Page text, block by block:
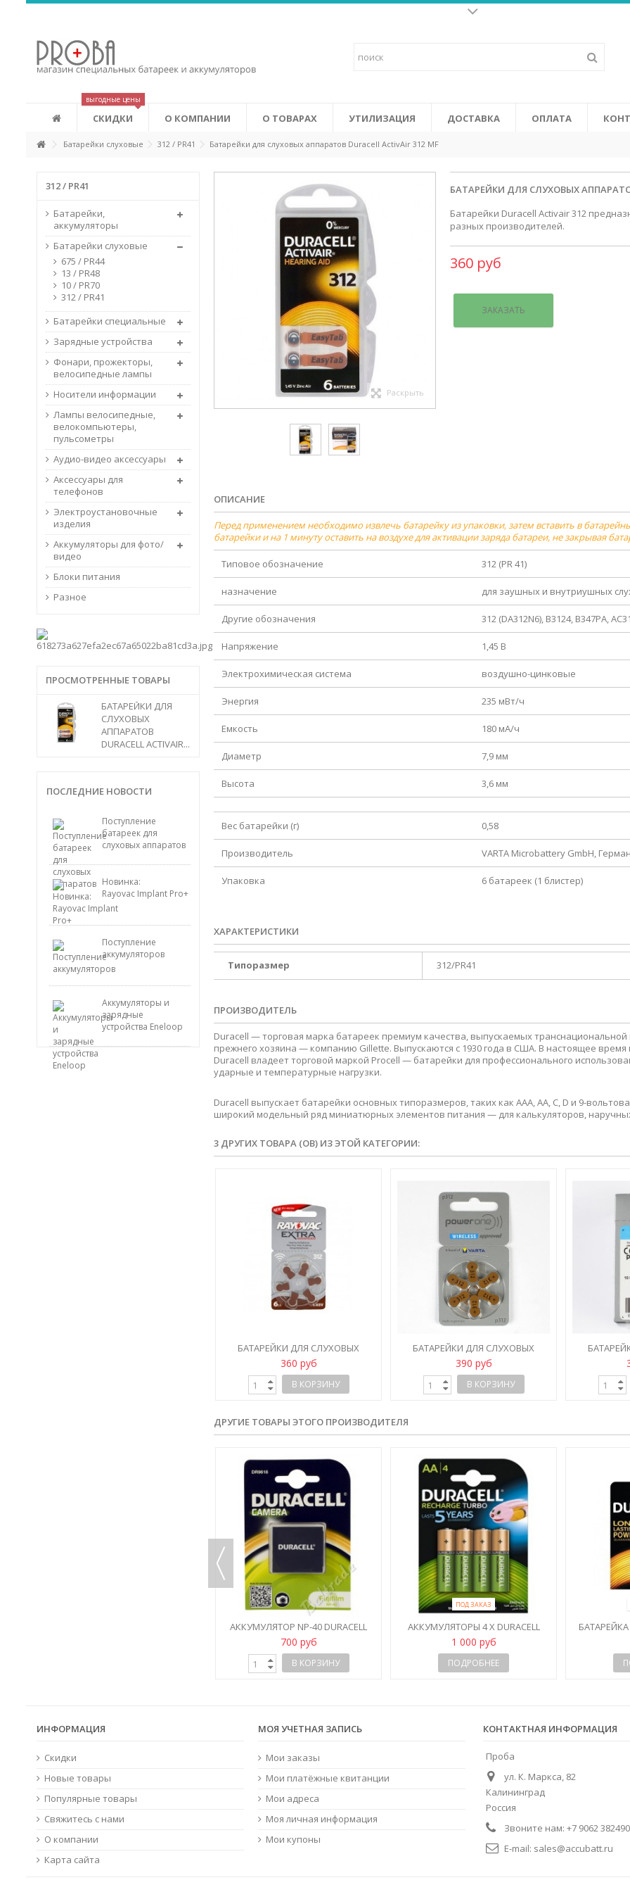
Это новые аккумуляторы, которые сочетают в себе удобство щелочных батареек и
экономичность аккумуляторов. Eneloop может изменить вашу жизнь к
лучшему. Первоначальная зарядка аккумуляторов производится от солнечных батарей в
соответствии с системой «зеленых» сертификатов (Green Power Certifi cation System).
последних высокоэффективных
СКИДКИ
выгодные цены
О КОМПАНИИ О ТОВАРАХ УТИЛИЗАЦИЯ ДОСТАВКА ОПЛАТА
Батарейки слуховые 312 / PR41 Батарейки для слуховых аппаратов Duracell ActivAir 312 MF
Раскрыть
БАТАРЕЙКИ ДЛЯ СЛУХОВЫХ АППАРАТОВ
Батарейки Duracell Activair 312
разных производителей.
360 руб
ЗАКАЗАТЬ
ОПИСАНИЕ
Перед применением необходимо извлечь батарейку из упаковки, затем вставить в
батарейки и на 1 минуту оставить на воздухе для активации заряда батареи, не закрывая
Типовое обозначение 312 (PR 41)
назначение для заушных и внутриушных
Другие обозначения 312 (DA312N6), B3124, B347PA,
Напряжение 1,45 В
Электрохимическая система воздушно-цинковые
Энергия 235 мВт/ч
Емкость 180 мА/ч
Диаметр 7,9 мм
Высота 3,6 мм
Вес батарейки (г) 0,58
Производитель VARTA Microbattery GmbH,
Упаковка 6 батареек (1 блистер)
ХАРАКТЕРИСТИКИ
Типоразмер 312/PR41
ПРОИЗВОДИТЕЛЬ
Duracell — торговая марка батареек премиум качества, выпускаемых транснациональной
прежнего хозяина — компанию Gillette. Выпускаются с 1930 года в США. В настоящее
Duracell владеет торговой маркой Procell — батарейки для профессионального
ударные и температурные нагрузки.
Duracell выпускает батарейки основных типоразмеров, таких как AAA, AA, C, D и 9-
широкий модельный ряд миниатюрных элементов питания — для калькуляторов,
3 ДРУГИХ ТОВАРА (ОВ) ИЗ ЭТОЙ КАТЕГОРИИ:
БАТАРЕЙКИ ДЛЯ СЛУХОВЫХ
АППАРАТОВ RAYOVAC EXTRA
ADVANCED...
360 руб
В КОРЗИНУ
БАТАРЕЙКИ ДЛЯ СЛУХОВЫХ
АППАРАТОВ VARTA POWER ONE
P312 (BL6)
390 руб
В КОРЗИНУ
ДРУГИЕ ТОВАРЫ ЭТОГО ПРОИЗВОДИТЕЛЯ
АККУМУЛЯТОР NP-40 DURACELL
700 руб
В КОРЗИНУ
ПОД ЗАКАЗ
АККУМУЛЯТОРЫ 4 X DURACELL
RECHARGE TURBO R6/AA 2500 MAH
1 000 руб
ПОДРОБНЕЕ
БАТАРЕЙКА
312 / PR41
Батарейки,
аккумуляторы
Батарейки слуховые
675 / PR44
13 / PR48
10 / PR70
312 / PR41
Батарейки специальные
Зарядные устройства
Фонари, прожекторы,
велосипедные лампы
Носители информации
Лампы велосипедные,
велокомпьютеры,
пульсометры
Аудио-видео аксессуары
Аксессуары для
телефонов
Электроустановочные
изделия
Аккумуляторы для фото/
видео
Блоки питания
Разное
ПРОСМОТРЕННЫЕ ТОВАРЫ
БАТАРЕЙКИ ДЛЯ
СЛУХОВЫХ
АППАРАТОВ
DURACELL ACTIVAIR...
ПОСЛЕДНИЕ НОВОСТИ
Поступление
батареек для
слуховых аппаратов
Новинка:
Rayovac Implant Pro+
Поступление
аккумуляторов
Аккумуляторы и
зарядные
устройства Eneloop
ИНФОРМАЦИЯ
Скидки
Новые товары
Популярные товары
Свяжитесь с нами
О компании
Карта сайта
МОЯ УЧЕТНАЯ ЗАПИСЬ
Мои заказы
Мои платёжные квитанции
Мои адреса
Моя личная информация
Мои купоны
КОНТАКТНАЯ ИНФОРМАЦИЯ
Проба
ул. К. Маркса, 82
Калининград
Россия
Звоните нам: +7 9062 382490
E-mail: sales@accubatt.ru